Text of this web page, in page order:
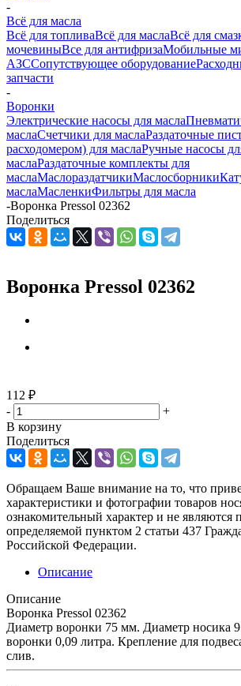
-
Всё для масла
Всё для топливаВсё для маслаВсё для
мочевиныВсе для антифризаМобильные
АЗССопутствующее оборудование
запчасти
-
Воронки
Электрические насосы для масла
маслаСчетчики для маслаРаздаточные
расходомером) для маслаРучные насосы
маслаРаздаточные комплекты для
маслаМаслораздатчикиМаслосборники
маслаМасленкиФильтры для масла
-Воронка Pressol 02362
Поделиться
Воронка Pressol 02362
112 ₽
-
+
В корзину
Поделиться
Обращаем Ваше внимание на то, что
характеристики и фотографии товаров
ознакомительный характер и не являются
определяемой пунктом 2 статьи 437
Российской Федерации.
Описание
Описание
Воронка Pressol 02362
Диаметр воронки 75 мм. Диаметр носика
воронки 0,09 литра. Крепление для
слив.